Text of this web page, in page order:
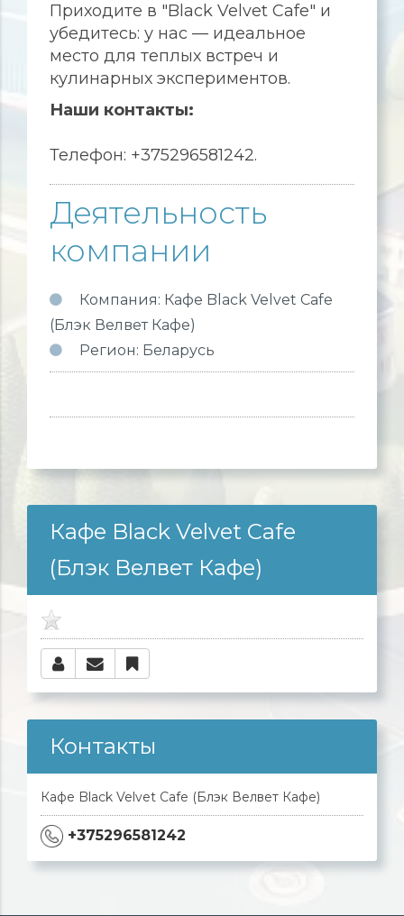
Приходите в "Black Velvet Cafe" и
убедитесь: у нас — идеальное
место для теплых встреч и
кулинарных экспериментов.
Наши контакты:
Телефон: +375296581242.
Деятельность
компании
Компания: Кафе Black Velvet Cafe
(Блэк Велвет Кафе)
Регион: Беларусь
Кафе Black Velvet Cafe
(Блэк Велвет Кафе)
Контакты
Кафе Black Velvet Cafe (Блэк Велвет Кафе)
+375296581242